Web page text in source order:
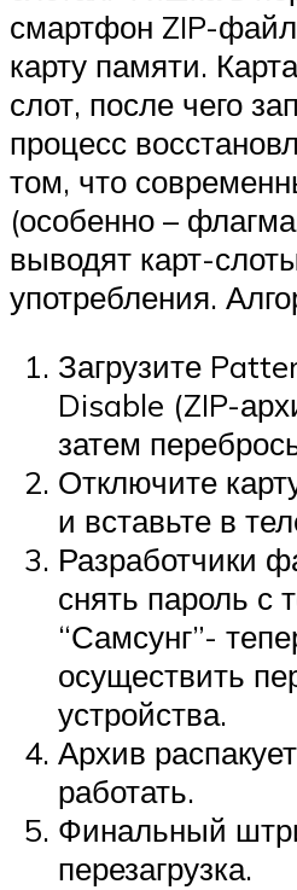
смартфон ZIP-
карту памяти.
слот, после чего
процесс
том, что
(особенно –
выводят карт-
употребления.
Загрузите
Disable (ZIP-
затем
Отключите
и вставьте в
Разработчики
снять пароль с
“Самсунг”-
осуществить
устройства.
Архив
работать.
Финальный
перезагрузка.